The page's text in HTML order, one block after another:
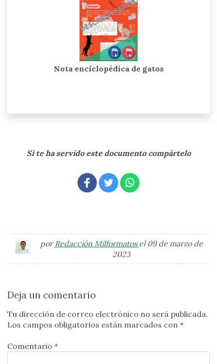
Nota enciclopédica de gatos
Si te ha servido este documento compártelo
por Redacción Milformatos el 09 de marzo de
2023
Deja un comentario
Tu dirección de correo electrónico no será publicada.
Los campos obligatorios están marcados con *
Comentario *